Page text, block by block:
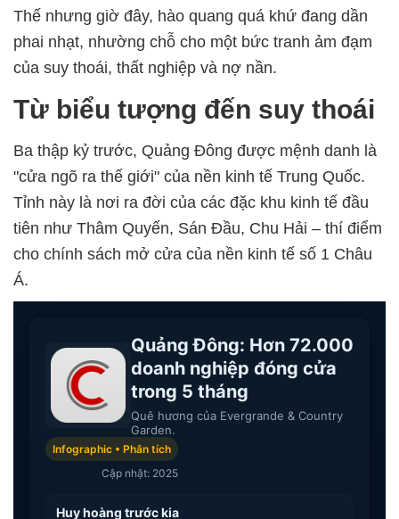
Thế nhưng giờ đây, hào quang quá khứ đang dần
phai nhạt, nhường chỗ cho một bức tranh ảm đạm
của suy thoái, thất nghiệp và nợ nần.
Từ biểu tượng đến suy thoái
Ba thập kỷ trước, Quảng Đông được mệnh danh là
"cửa ngõ ra thế giới" của nền kinh tế Trung Quốc.
Tỉnh này là nơi ra đời của các đặc khu kinh tế đầu
tiên như Thâm Quyến, Sán Đầu, Chu Hải – thí điểm
cho chính sách mở cửa của nền kinh tế số 1 Châu
Á.